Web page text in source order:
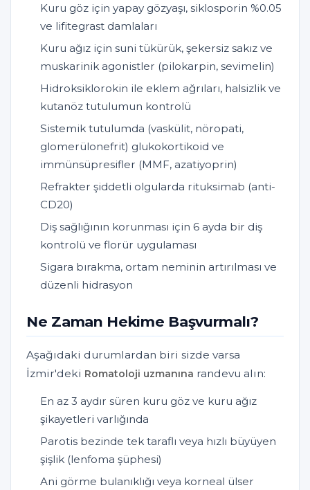
Kuru göz için yapay gözyaşı, siklosporin %0.05
ve lifitegrast damlaları
Kuru ağız için suni tükürük, şekersiz sakız ve
muskarinik agonistler (pilokarpin, sevimelin)
Hidroksiklorokin ile eklem ağrıları, halsizlik ve
kutanöz tutulumun kontrolü
Sistemik tutulumda (vaskülit, nöropati,
glomerülonefrit) glukokortikoid ve
immünsüpresifler (MMF, azatiyoprin)
Refrakter şiddetli olgularda rituksimab (anti-
CD20)
Diş sağlığının korunması için 6 ayda bir diş
kontrolü ve florür uygulaması
Sigara bırakma, ortam neminin artırılması ve
düzenli hidrasyon
Ne Zaman Hekime Başvurmalı?
Aşağıdaki durumlardan biri sizde varsa
İzmir'deki Romatoloji uzmanına randevu alın:
En az 3 aydır süren kuru göz ve kuru ağız
şikayetleri varlığında
Parotis bezinde tek taraflı veya hızlı büyüyen
şişlik (lenfoma şüphesi)
Ani görme bulanıklığı veya korneal ülser